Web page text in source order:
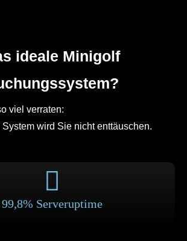
ideale Minigolf
viel verraten:
System wird Sie nicht enttäuschen.
99,8% Serveruptime